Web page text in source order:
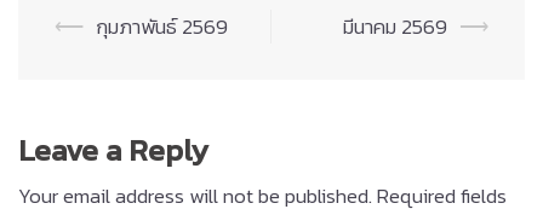
Post
⟵ กุมภาพันธ์ 2569 มีนาคม 2569 ⟶
Leave a Reply
Your email address will not be published.Required fields